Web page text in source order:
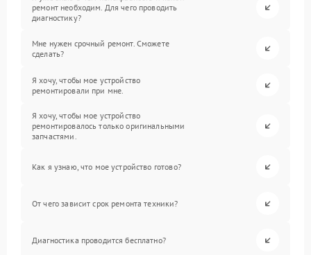
ремонт необходим. Для чего проводить
диагностику?
Мне нужен срочный ремонт. Сможете
сделать?
Я хочу, чтобы мое устройство
ремонтировали при мне.
Я хочу, чтобы мое устройство
ремонтировалось только оригинальными
запчастями.
Как я узнаю, что мое устройство готово?
От чего зависит срок ремонта техники?
Диагностика проводится бесплатно?